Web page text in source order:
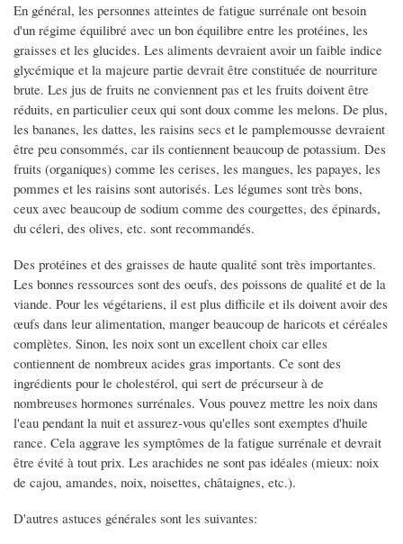
En général, les personnes atteintes de fatigue surrénale ont besoin
d'un régime équilibré avec un bon équilibre entre les protéines, les
graisses et les glucides. Les aliments devraient avoir un faible indice
glycémique et la majeure partie devrait être constituée de nourriture
brute. Les jus de fruits ne conviennent pas et les fruits doivent être
réduits, en particulier ceux qui sont doux comme les melons. De plus,
les bananes, les dattes, les raisins secs et le pamplemousse devraient
être peu consommés, car ils contiennent beaucoup de potassium. Des
fruits (organiques) comme les cerises, les mangues, les papayes, les
pommes et les raisins sont autorisés. Les légumes sont très bons,
ceux avec beaucoup de sodium comme des courgettes, des épinards,
du céleri, des olives, etc. sont recommandés.
Des protéines et des graisses de haute qualité sont très importantes.
Les bonnes ressources sont des oeufs, des poissons de qualité et de la
viande. Pour les végétariens, il est plus difficile et ils doivent avoir des
œufs dans leur alimentation, manger beaucoup de haricots et céréales
complètes. Sinon, les noix sont un excellent choix car elles
contiennent de nombreux acides gras importants. Ce sont des
ingrédients pour le cholestérol, qui sert de précurseur à de
nombreuses hormones surrénales. Vous pouvez mettre les noix dans
l'eau pendant la nuit et assurez-vous qu'elles sont exemptes d'huile
rance. Cela aggrave les symptômes de la fatigue surrénale et devrait
être évité à tout prix. Les arachides ne sont pas idéales (mieux: noix
de cajou, amandes, noix, noisettes, châtaignes, etc.).
D'autres astuces générales sont les suivantes: